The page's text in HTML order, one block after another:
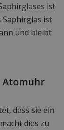
ist
ist
und bleibt
Atomuhr
dass sie ein
dies zu